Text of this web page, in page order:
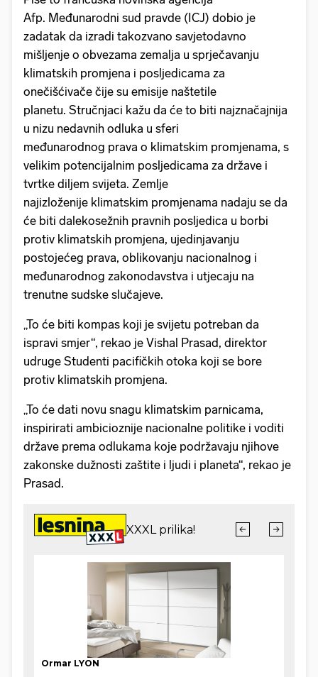
Afp. Međunarodni sud pravde (ICJ) dobio je
zadatak da izradi takozvano savjetodavno
mišljenje o obvezama zemalja u sprječavanju
klimatskih promjena i posljedicama za
onečišćivače čije su emisije naštetile
planetu. Stručnjaci kažu da će to biti najznačajnija
u nizu nedavnih odluka u sferi
međunarodnog prava o klimatskim promjenama, s
velikim potencijalnim posljedicama za države i
tvrtke diljem svijeta. Zemlje
najizloženije klimatskim promjenama nadaju se da
će biti dalekosežnih pravnih posljedica u borbi
protiv klimatskih promjena, ujedinjavanju
postojećeg prava, oblikovanju nacionalnog i
međunarodnog zakonodavstva i utjecaju na
trenutne sudske slučajeve.
„To će biti kompas koji je svijetu potreban da
ispravi smjer“, rekao je Vishal Prasad, direktor
udruge Studenti pacifičkih otoka koji se bore
protiv klimatskih promjena.
„To će dati novu snagu klimatskim parnicama,
inspirirati ambicioznije nacionalne politike i voditi
države prema odlukama koje podržavaju njihove
zakonske dužnosti zaštite i ljudi i planeta“, rekao je
Prasad.